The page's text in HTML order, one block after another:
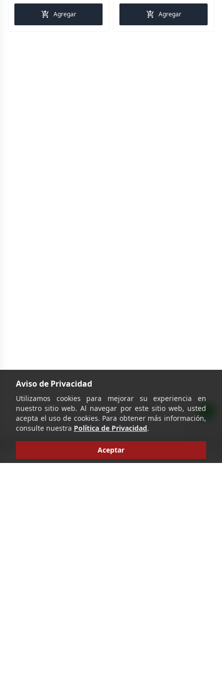
add_shopping_cart Agregar add_shopping_cart Agregar
Aviso de Privacidad
Utilizamos cookies para mejorar su experiencia en
nuestro sitio web. Al navegar por este sitio web, usted
acepta el uso de cookies. Para obtener más información,
consulte nuestra Política de Privacidad.
Aceptar